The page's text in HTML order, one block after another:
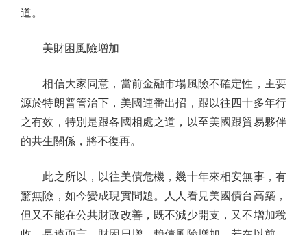
道。
美財困風險增加
相信大家同意，當前金融市場風險不確定性，主要
源於特朗普管治下，美國連番出招，跟以往四十多年行
之有效，特別是跟各國相處之道，以至美國跟貿易夥伴
的共生關係，將不復再。
此之所以，以往美債危機，幾十年來相安無事，有
驚無險，如今變成現實問題。人人看見美國債台高築，
但又不能在公共財政改善，既不減少開支，又不增加稅